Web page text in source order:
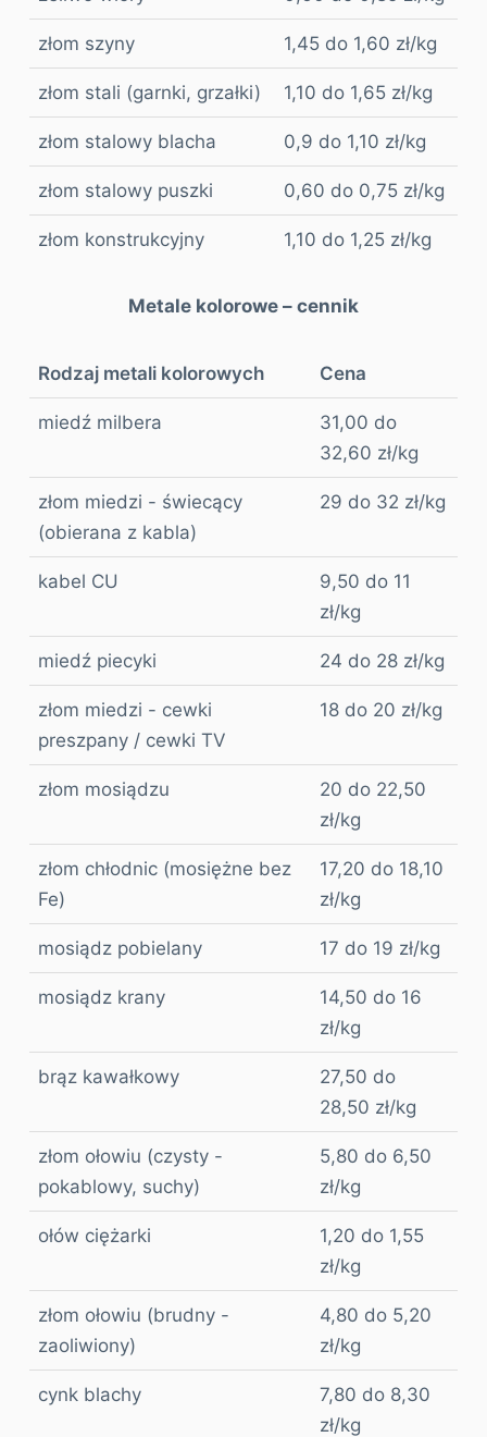
złom szyny 1,45 do 1,60 zł/kg
złom stali (garnki, grzałki) 1,10 do 1,65 zł/kg
złom stalowy blacha 0,9 do 1,10 zł/kg
złom stalowy puszki 0,60 do 0,75 zł/kg
złom konstrukcyjny 1,10 do 1,25 zł/kg
Metale kolorowe – cennik
Rodzaj metali kolorowych Cena
miedź milbera
31,00 do
32,60 zł/kg
złom miedzi - świecący
(obierana z kabla)
29 do 32 zł/kg
kabel CU
9,50 do 11
zł/kg
miedź piecyki 24 do 28 zł/kg
złom miedzi - cewki
preszpany / cewki TV
18 do 20 zł/kg
złom mosiądzu
20 do 22,50
zł/kg
złom chłodnic (mosiężne bez
Fe)
17,20 do 18,10
zł/kg
mosiądz pobielany 17 do 19 zł/kg
mosiądz krany
14,50 do 16
zł/kg
brąz kawałkowy
27,50 do
28,50 zł/kg
złom ołowiu (czysty -
pokablowy, suchy)
5,80 do 6,50
zł/kg
ołów ciężarki
1,20 do 1,55
zł/kg
złom ołowiu (brudny -
zaoliwiony)
4,80 do 5,20
zł/kg
cynk blachy
7,80 do 8,30
zł/kg